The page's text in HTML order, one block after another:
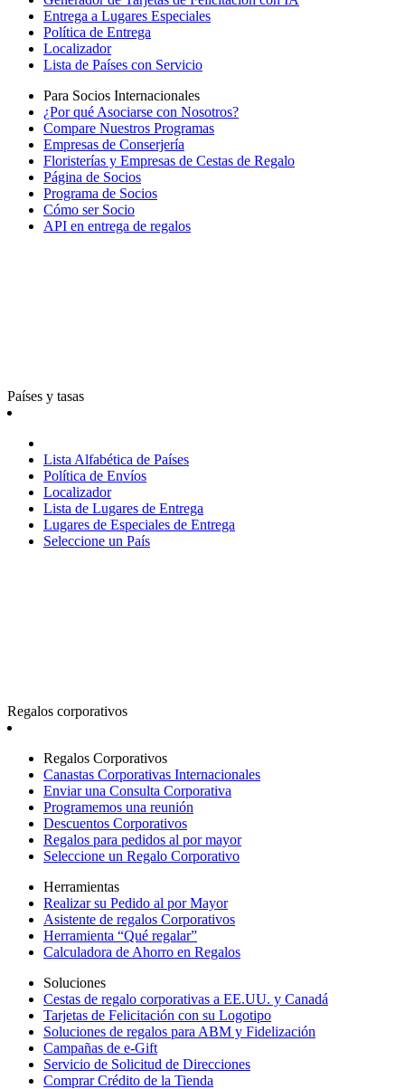
Entrega a Lugares Especiales
Política de Entrega
Localizador
Lista de Países con Servicio
Para Socios Internacionales
¿Por qué Asociarse con Nosotros?
Compare Nuestros Programas
Empresas de Conserjería
Floristerías y Empresas de Cestas de Regalo
Página de Socios
Programa de Socios
Cómo ser Socio
API en entrega de regalos
Países y tasas
Lista Alfabética de Países
Política de Envíos
Localizador
Lista de Lugares de Entrega
Lugares de Especiales de Entrega
Seleccione un País
Regalos corporativos
Regalos Corporativos
Canastas Corporativas Internacionales
Enviar una Consulta Corporativa
Programemos una reunión
Descuentos Corporativos
Regalos para pedidos al por mayor
Seleccione un Regalo Corporativo
Herramientas
Realizar su Pedido al por Mayor
Asistente de regalos Corporativos
Herramienta “Qué regalar”
Calculadora de Ahorro en Regalos
Soluciones
Cestas de regalo corporativas a EE.UU. y Canadá
Tarjetas de Felicitación con su Logotipo
Soluciones de regalos para ABM y Fidelización
Campañas de e-Gift
Servicio de Solicitud de Direcciones
Comprar Crédito de la Tienda